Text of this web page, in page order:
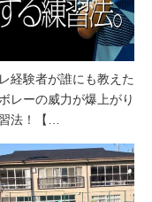
経験者が誰にも教えた
レーの威力が爆上がり
法！【…